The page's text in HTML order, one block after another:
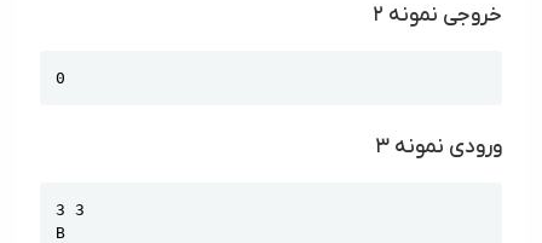
خروجی نمونه ۲
0
ورودی نمونه ۳
3 3
B